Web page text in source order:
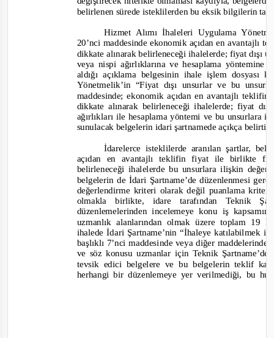
belirlenen sürede isteklilerden bu eksik bilgilerin
Hizmet Alımı İhaleleri Uygulama
20’nci maddesinde ekonomik açıdan en
dikkate alınarak belirleneceği ihalelerde; fiyat dışı
veya nispi ağırlıklarına ve hesaplama
aldığı açıklama belgesinin ihale işlem dosyası
Yönetmelik’in “Fiyat dışı unsurlar ve bu
maddesinde; ekonomik açıdan en avantajlı
dikkate alınarak belirleneceği ihalelerde; fiyat
ağırlıkları ile hesaplama yöntemi ve bu
sunulacak belgelerin idari şartnamede açıkça
İdarelerce isteklilerde aranılan şartlar,
açıdan en avantajlı teklifin fiyat ile birlikte
belirleneceği ihalelerde bu unsurlara ilişkin
belgelerin de İdari Şartname’de düzenlenmesi
değerlendirme kriteri olarak değil puanlama
olmakla birlikte, idare tarafından Teknik
düzenlemelerinden incelemeye konu iş
uzmanlık alanlarından olmak üzere toplam 19
ihalede İdari Şartname’nin “İhaleye katılabilmek
başlıklı 7’nci maddesinde veya diğer maddelerinde
ve söz konusu uzmanlar için Teknik
tevsik edici belgelere ve bu belgelerin teklif
herhangi bir düzenlemeye yer verilmediği, bu